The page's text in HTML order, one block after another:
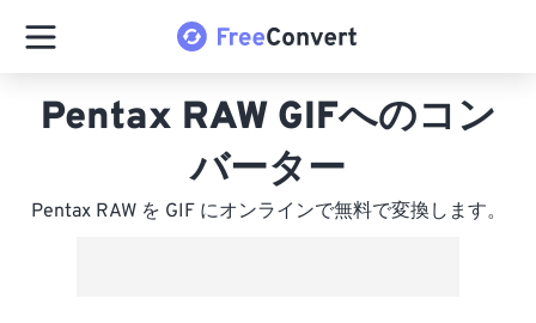
Pentax RAW GIFへのコン
バーター
Pentax RAW を GIF にオンラインで無料で変換します。